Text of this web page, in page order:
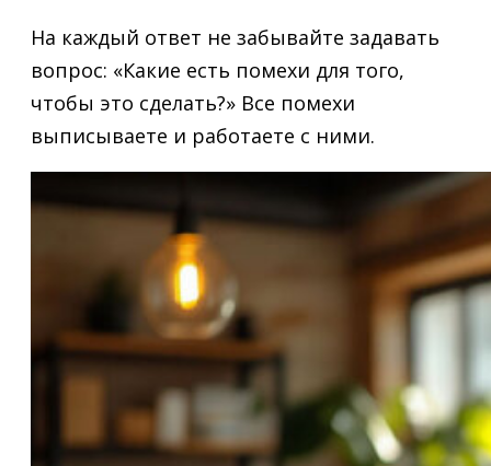
На каждый ответ не забывайте задавать
вопрос: «Какие есть помехи для того,
чтобы это сделать?» Все помехи
выписываете и работаете с ними.